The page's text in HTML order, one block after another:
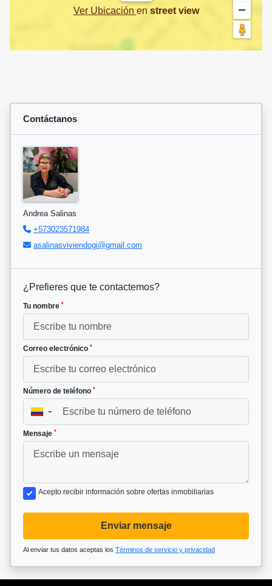
Ver Ubicación en street view
Contáctanos
Andrea Salinas
+573023571984
asalinasviviendogi@gmail.com
¿Prefieres que te contactemos?
Tu nombre *
Correo electrónico *
Número de teléfono *
▼
Mensaje *
Acepto recibir información sobre ofertas inmobiliarias
Enviar mensaje
Al enviar tus datos aceptas los Términos de servicio y privacidad